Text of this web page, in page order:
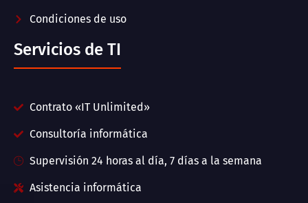
Condiciones de uso
Servicios de TI
Contrato «IT Unlimited»
Consultoría informática
Supervisión 24 horas al día, 7 días a la semana
Asistencia informática